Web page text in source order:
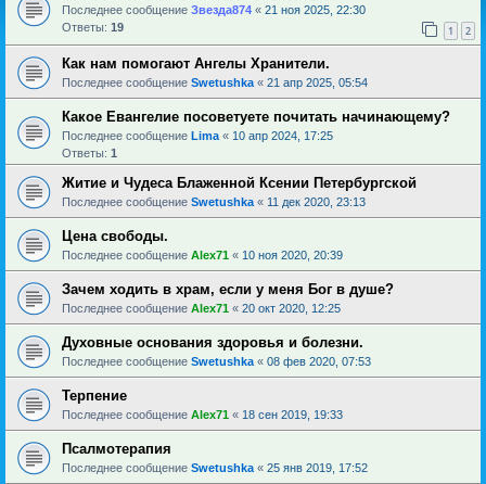
Последнее сообщение Звезда874 « 21 ноя 2025, 22:30
Ответы: 19 1 2
Как нам помогают Ангелы Хранители.
Последнее сообщение Swetushka « 21 апр 2025, 05:54
Какое Евангелие посоветуете почитать начинающему?
Последнее сообщение Lima « 10 апр 2024, 17:25
Ответы: 1
Житие и Чудеса Блаженной Ксении Петербургской
Последнее сообщение Swetushka « 11 дек 2020, 23:13
Цена свободы.
Последнее сообщение Alex71 « 10 ноя 2020, 20:39
Зачем ходить в храм, если у меня Бог в душе?
Последнее сообщение Alex71 « 20 окт 2020, 12:25
Духовные основания здоровья и болезни.
Последнее сообщение Swetushka « 08 фев 2020, 07:53
Терпение
Последнее сообщение Alex71 « 18 сен 2019, 19:33
Псалмотерапия
Последнее сообщение Swetushka « 25 янв 2019, 17:52